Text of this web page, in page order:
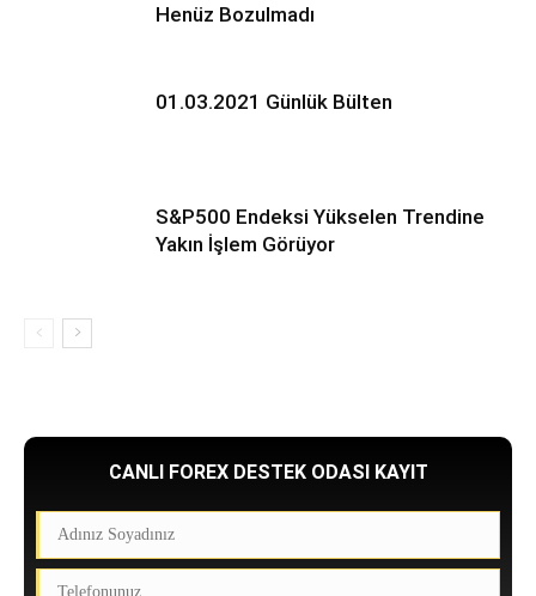
Henüz Bozulmadı
01.03.2021 Günlük Bülten
S&P500 Endeksi Yükselen Trendine
Yakın İşlem Görüyor
CANLI FOREX DESTEK ODASI KAYIT